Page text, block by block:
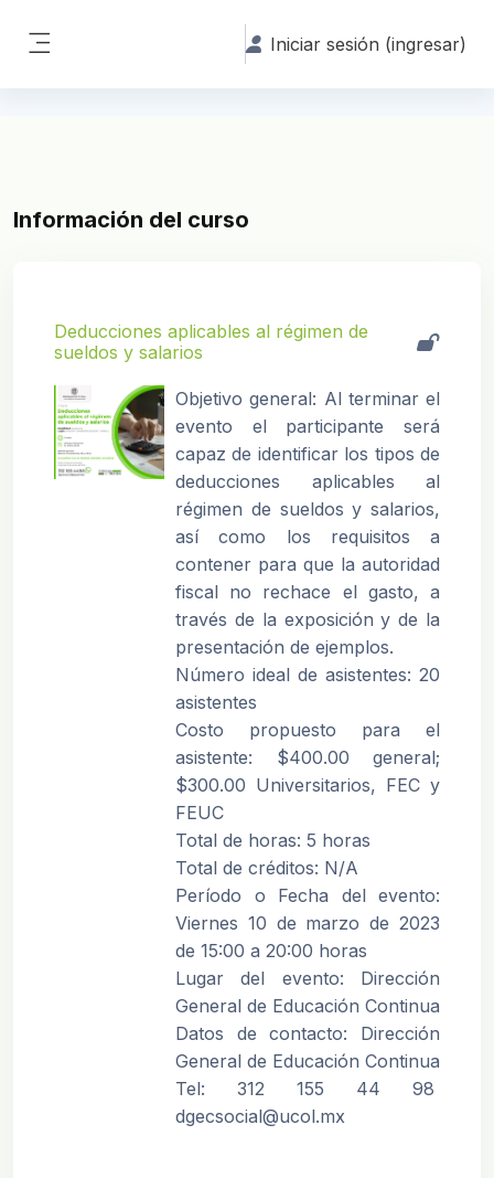
Saltar al contenido principal Iniciar sesión (ingresar)
Información del curso
Deducciones aplicables al régimen de
sueldos y salarios
Objetivo general: Al terminar el
evento el participante será
capaz de identificar los tipos de
deducciones aplicables al
régimen de sueldos y salarios,
así como los requisitos a
contener para que la autoridad
fiscal no rechace el gasto, a
través de la exposición y de la
presentación de ejemplos.
Número ideal de asistentes: 20
asistentes
Costo propuesto para el
asistente: $400.00 general;
$300.00 Universitarios, FEC y
FEUC
Total de horas: 5 horas
Total de créditos: N/A
Período o Fecha del evento:
Viernes 10 de marzo de 2023
de 15:00 a 20:00 horas
Lugar del evento: Dirección
General de Educación Continua
Datos de contacto: Dirección
General de Educación Continua
Tel: 312 155 44 98
dgecsocial@ucol.mx